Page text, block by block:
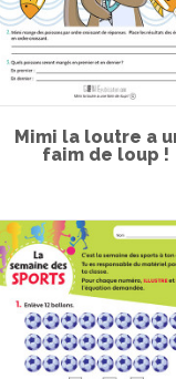
Mimi la loutre a
faim de loup !